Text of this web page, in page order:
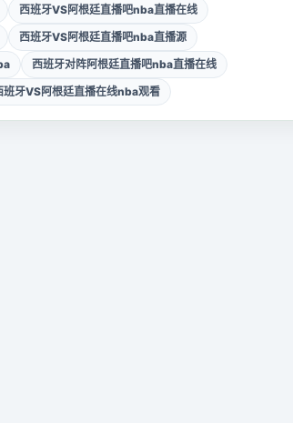
西班牙VS阿根廷直播吧nba直播在线
西班牙VS阿根廷直播吧nba直播源
西班牙对阵阿根廷直播吧nba直播在线
班牙VS阿根廷直播在线nba观看